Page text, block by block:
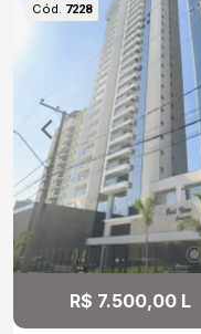
Cód. 7228
R$ 7.500,00 L